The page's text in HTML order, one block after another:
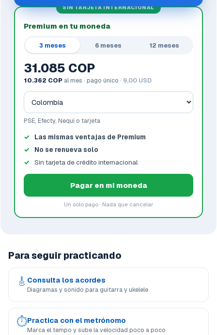
SIN TARJETA INTERNACIONAL
Premium en tu moneda
3 meses 6 meses 12 meses
31.085 COP
10.362 COP al mes · pago único · 9,00 USD
PSE, Efecty, Nequi o tarjeta
Las mismas ventajas de Premium
No se renueva solo
Sin tarjeta de crédito internacional
Pagar en mi moneda
Un solo pago · Nada que cancelar
Para seguir practicando
🎸 Consulta los acordes
Diagramas y sonido para guitarra y ukelele
⏱Practica con el metrónomo
Marca el tempo y sube la velocidad poco a poco